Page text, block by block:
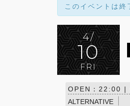
このイベントは終
4/
10
FRI
OPEN：22:00
ALTERNATIVE